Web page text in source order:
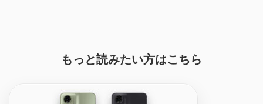
もっと読みたい方はこちら